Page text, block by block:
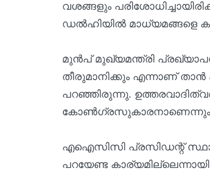
വശങ്ങളും
ഡല്‍ഹിയില്‍ മാധ്യമങ്ങളെ
മുന്‍പ് മുഖ്യമന്ത്രി
തീരുമാനിക്കും എന്നാണ് താന്‍
പറഞ്ഞിരുന്നു.
എഐസിസി പ്രസിഡന്റ്
പറയേണ്ട